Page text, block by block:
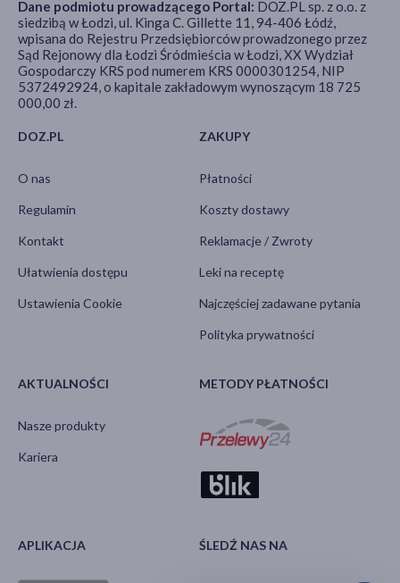
DOZ.PL
O nas
Regulamin
Kontakt
Ułatwienia dostępu
Ustawienia Cookie
ZAKUPY
Płatności
Koszty dostawy
Reklamacje / Zwroty
Leki na receptę
Najczęściej zadawane pytania
Polityka prywatności
AKTUALNOŚCI
Nasze produkty
Kariera
METODY PŁATNOŚCI
APLIKACJA ŚLEDŹ NAS NA
Dane podmiotu prowadzącego Portal: DOZ.PL sp. z o.o. z
siedzibą w Łodzi, ul. Kinga C. Gillette 11, 94-406 Łódź,
wpisana do Rejestru Przedsiębiorców prowadzonego przez
Sąd Rejonowy dla Łodzi Śródmieścia w Łodzi, XX Wydział
Gospodarczy KRS pod numerem KRS 0000301254, NIP
5372492924, o kapitale zakładowym wynoszącym 18 725
000,00 zł.